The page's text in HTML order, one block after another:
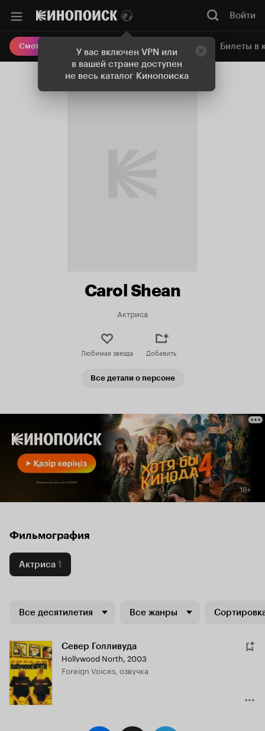
У вас включен VPN или
в вашей стране доступен
не весь каталог Кинопоиска
Войти
Смотреть кино Онлайн-кинотеатр Билеты в
Carol Shean
Актриса
Любимая звезда Добавить
Все детали о персоне
Фильмография
Актриса 1
Все десятилетия Все жанры
Север Голливуда
Hollywood North, 2003
Foreign Voices, озвучка